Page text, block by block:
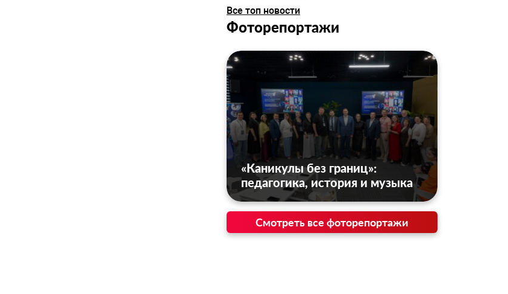
Все топ новости
Фоторепортажи
«Каникулы без границ»:
педагогика, история и музыка
Смотреть все фоторепортажи